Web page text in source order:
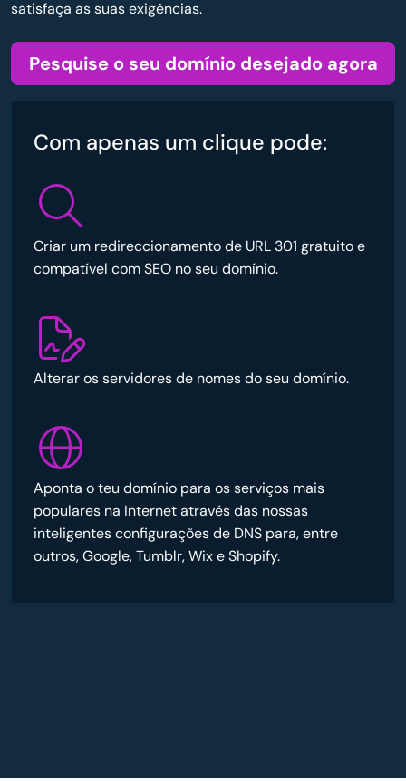
satisfaça as suas exigências.
Pesquise o seu domínio desejado agora
Com apenas um clique pode:
Criar um redireccionamento de URL 301 gratuito e
compatível com SEO no seu domínio.
Alterar os servidores de nomes do seu domínio.
Aponta o teu domínio para os serviços mais
populares na Internet através das nossas
inteligentes configurações de DNS para, entre
outros, Google, Tumblr, Wix e Shopify.